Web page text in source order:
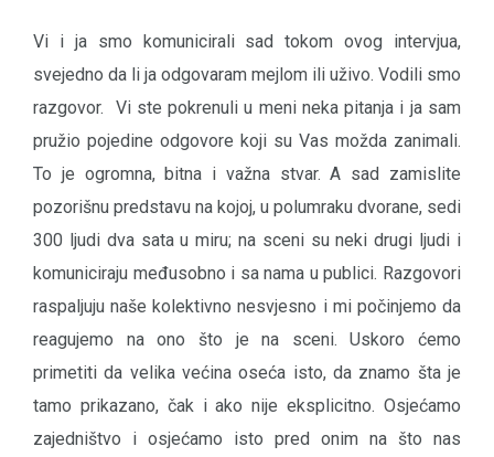
Vi i ja smo komunicirali sad tokom ovog intervjua,
svejedno da li ja odgovaram mejlom ili uživo. Vodili smo
razgovor. Vi ste pokrenuli u meni neka pitanja i ja sam
pružio pojedine odgovore koji su Vas možda zanimali.
To je ogromna, bitna i važna stvar. A sad zamislite
pozorišnu predstavu na kojoj, u polumraku dvorane, sedi
300 ljudi dva sata u miru; na sceni su neki drugi ljudi i
komuniciraju međusobno i sa nama u publici. Razgovori
raspaljuju naše kolektivno nesvjesno i mi počinjemo da
reagujemo na ono što je na sceni. Uskoro ćemo
primetiti da velika većina oseća isto, da znamo šta je
tamo prikazano, čak i ako nije eksplicitno. Osjećamo
zajedništvo i osjećamo isto pred onim na što nas